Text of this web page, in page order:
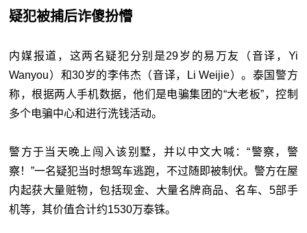
疑犯被捕后诈傻扮懵
内媒报道，这两名疑犯分别是29岁的易万友（音译，Yi
Wanyou）和30岁的李伟杰（音译，Li Weijie）。泰国警方
称，根据两人手机数据，他们是电骗集团的“大老板”，控制
多个电骗中心和进行洗钱活动。
警方于当天晚上闯入该别墅，并以中文大喊：“警察，警
察！”一名疑犯当时想驾车逃跑，不过随即被制伏。警方在屋
内起获大量赃物，包括现金、大量名牌商品、名车、5部手
机等，其价值合计约1530万泰铢。